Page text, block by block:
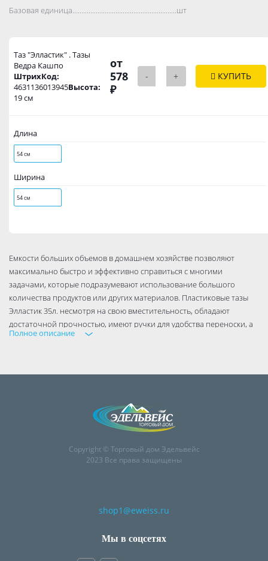
Базовая единица..................................................................................
шт
Таз "Элластик" . Тазы
Ведра Кашпо
ШтрихКод:
4631136013945Высота:
19 см
от
578
₽
- + КУПИТЬ
Длина
54 см
Ширина
54 см
Емкости больших объемов в домашнем хозяйстве позволяют
максимально быстро и эффективно справиться с многими
задачами, которые подразумевают использование большого
количества продуктов или других материалов. Пластиковые тазы
Элластик 35л. несмотря на свою вместительность, обладают
достаточной прочностью, имеют ручки для удобства переноски, а
также прочную конструкцию размерами 54х54х19 см.
Полное описание
Copyright © Торговый дом Эдельвейс
2023 Все права защищены
shop1@eweiss.ru
Мы в соцсетях